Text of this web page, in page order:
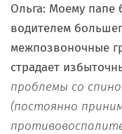
Ольга: Моему папе
водителем
межпозвоночные
страдает
проблемы со
(постоянно